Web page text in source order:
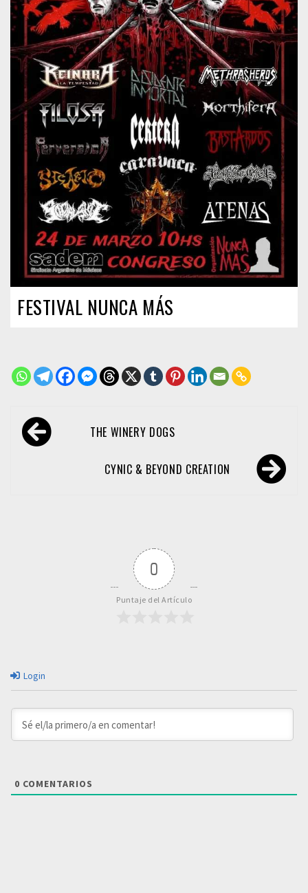
FESTIVAL NUNCA MÁS
Navegación
de THE WINERY DOGS
CYNIC & BEYOND CREATION
0
Puntaje del Artículo
Login
0 COMENTARIOS